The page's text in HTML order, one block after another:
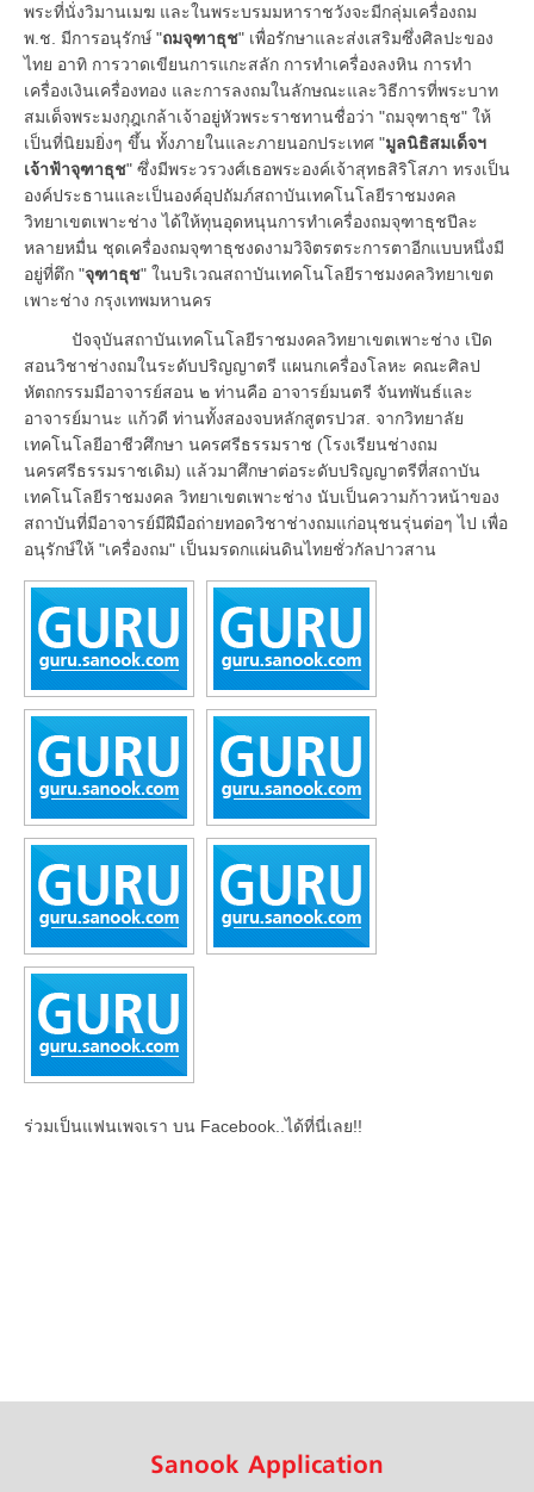
พระที่นั่งวิมานเมฆ และในพระบรมมหาราชวังจะมีกลุ่มเครื่องถม
พ.ช. มีการอนุรักษ์ "ถมจุฑาธุช" เพื่อรักษาและส่งเสริมซึ่งศิลปะของ
ไทย อาทิ การวาดเขียนการแกะสลัก การทำเครื่องลงหิน การทำ
เครื่องเงินเครื่องทอง และการลงถมในลักษณะและวิธีการที่พระบาท
สมเด็จพระมงกุฎเกล้าเจ้าอยู่หัวพระราชทานชื่อว่า "ถมจุฑาธุช" ให้
เป็นที่นิยมยิ่งๆ ขึ้น ทั้งภายในและภายนอกประเทศ "มูลนิธิสมเด็จฯ
เจ้าฟ้าจุฑาธุช" ซึ่งมีพระวรวงศ์เธอพระองค์เจ้าสุทธสิริโสภา ทรงเป็น
องค์ประธานและเป็นองค์อุปถัมภ์สถาบันเทคโนโลยีราชมงคล
วิทยาเขตเพาะช่าง ได้ให้ทุนอุดหนุนการทำเครื่องถมจุฑาธุชปีละ
หลายหมื่น ชุดเครื่องถมจุฑาธุชงดงามวิจิตรตระการตาอีกแบบหนึ่งมี
อยู่ที่ตึก "จุฑาธุช" ในบริเวณสถาบันเทคโนโลยีราชมงคลวิทยาเขต
เพาะช่าง กรุงเทพมหานคร
ปัจจุบันสถาบันเทคโนโลยีราชมงคลวิทยาเขตเพาะช่าง เปิด
สอนวิชาช่างถมในระดับปริญญาตรี แผนกเครื่องโลหะ คณะศิลป
หัตถกรรมมีอาจารย์สอน ๒ ท่านคือ อาจารย์มนตรี จันทพันธ์และ
อาจารย์มานะ แก้วดี ท่านทั้งสองจบหลักสูตรปวส. จากวิทยาลัย
เทคโนโลยีอาชีวศึกษา นครศรีธรรมราช (โรงเรียนช่างถม
นครศรีธรรมราชเดิม) แล้วมาศึกษาต่อระดับปริญญาตรีที่สถาบัน
เทคโนโลยีราชมงคล วิทยาเขตเพาะช่าง นับเป็นความก้าวหน้าของ
สถาบันที่มีอาจารย์มีฝีมือถ่ายทอดวิชาช่างถมแก่อนุชนรุ่นต่อๆ ไป เพื่อ
อนุรักษ์ให้ "เครื่องถม" เป็นมรดกแผ่นดินไทยชั่วกัลปาวสาน
ร่วมเป็นแฟนเพจเรา บน Facebook..ได้ที่นี่เลย!!
Sanook Application